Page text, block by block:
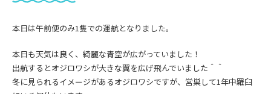
本日は午前便のみ1隻での運航となりました。
本日も天気は良く、綺麗な青空が広がっていました！
出航するとオジロワシが大きな翼を広げ飛んでいました＾＾
冬に見られるイメージがあるオジロワシですが、営巣して1年中羅臼